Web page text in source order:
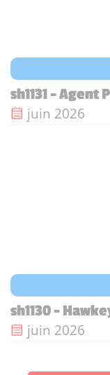
sh1131 - Agent
Date de sortie
juin 2026
sh1130 -
Date de sortie
juin 2026